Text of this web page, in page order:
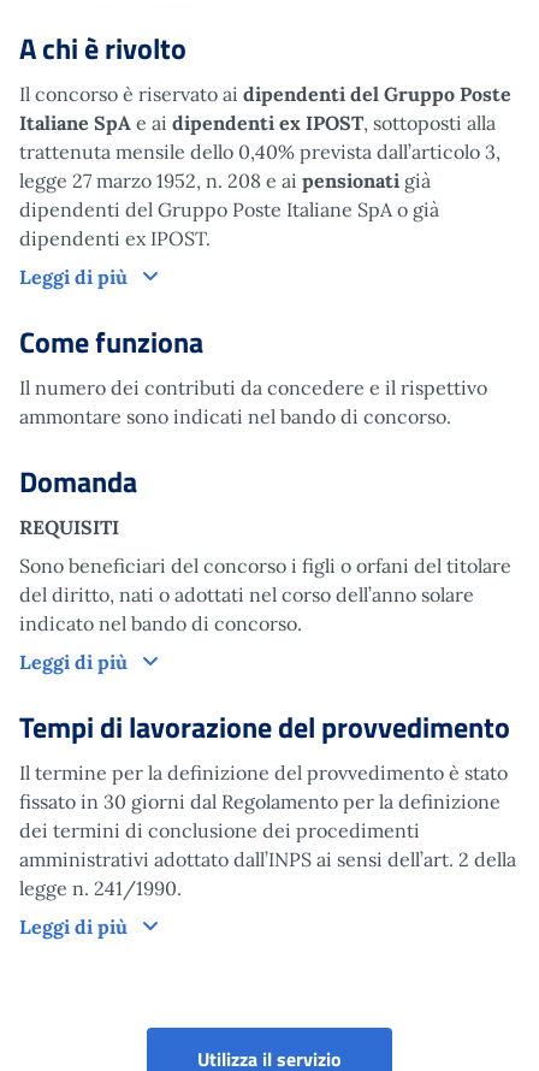
A chi è rivolto
Il concorso è riservato ai dipendenti del Gruppo Poste
Italiane SpA e ai dipendenti ex IPOST, sottoposti alla
trattenuta mensile dello 0,40% prevista dall’articolo 3,
legge 27 marzo 1952, n. 208 e ai pensionati già
dipendenti del Gruppo Poste Italiane SpA o già
dipendenti ex IPOST.
Leggi di più
A chi è rivolto
Come funziona
Il numero dei contributi da concedere e il rispettivo
ammontare sono indicati nel bando di concorso.
Domanda
REQUISITI
Sono beneficiari del concorso i figli o orfani del titolare
del diritto, nati o adottati nel corso dell’anno solare
indicato nel bando di concorso.
Leggi di più
Domanda
Tempi di lavorazione del provvedimento
Il termine per la definizione del provvedimento è stato
fissato in 30 giorni dal Regolamento per la definizione
dei termini di conclusione dei procedimenti
amministrativi adottato dall’INPS ai sensi dell’art. 2 della
legge n. 241/1990.
Leggi di più
Tempi di lavorazione del provvedimento
Utilizza il servizio